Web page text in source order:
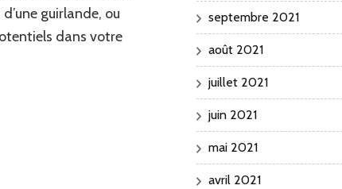
guirlande, ou
dans votre
septembre 2021
août 2021
juillet 2021
juin 2021
mai 2021
avril 2021